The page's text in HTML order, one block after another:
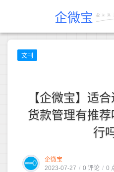
企微宝
文刊
【企微宝】适
货款管理有推
行
企微宝
2023-07-27 / 0 评论 / 0